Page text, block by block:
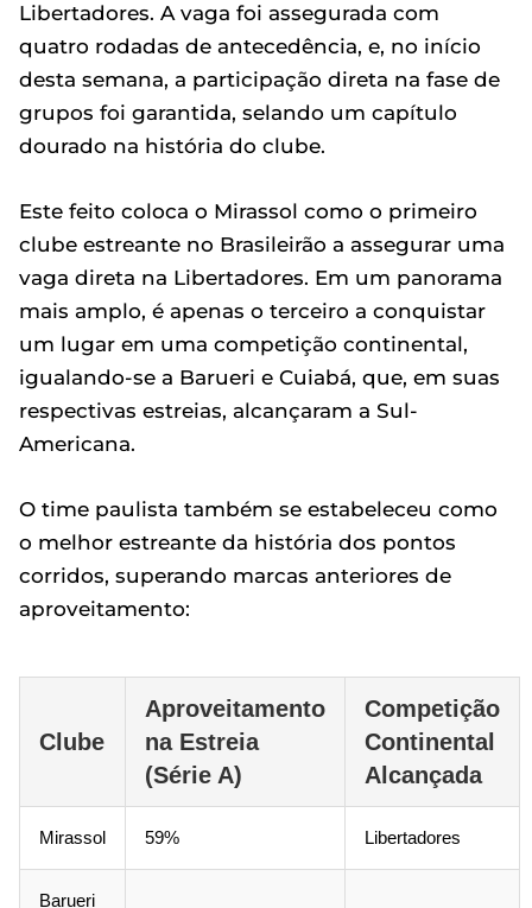
Libertadores. A vaga foi assegurada com
quatro rodadas de antecedência, e, no início
desta semana, a participação direta na fase de
grupos foi garantida, selando um capítulo
dourado na história do clube.
Este feito coloca o Mirassol como o primeiro
clube estreante no Brasileirão a assegurar uma
vaga direta na Libertadores. Em um panorama
mais amplo, é apenas o terceiro a conquistar
um lugar em uma competição continental,
igualando-se a Barueri e Cuiabá, que, em suas
respectivas estreias, alcançaram a Sul-
Americana.
O time paulista também se estabeleceu como
o melhor estreante da história dos pontos
corridos, superando marcas anteriores de
aproveitamento:
Clube
Aproveitamento
na Estreia
(Série A)
Competição
Continental
Alcançada
Mirassol 59% Libertadores
Barueri